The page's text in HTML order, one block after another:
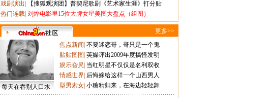
戏剧演出
【搜狐观演团】普契尼歌剧《艺术家生涯》打分贴
热门连载 刘烨电影里15位大牌女星美图大盘点（组图）
更多>>
每天在吞别人口水
焦点新闻 不要迷恋哥，哥只是一个鬼
贴贴图图 英媒评出2009年度搞怪发明
娱乐旮旯 当红明星不仅仅是名利双收
情感世界 后悔嫁给这样一个山西男人
型男索女 小糖精归来，在海边轻轻舞